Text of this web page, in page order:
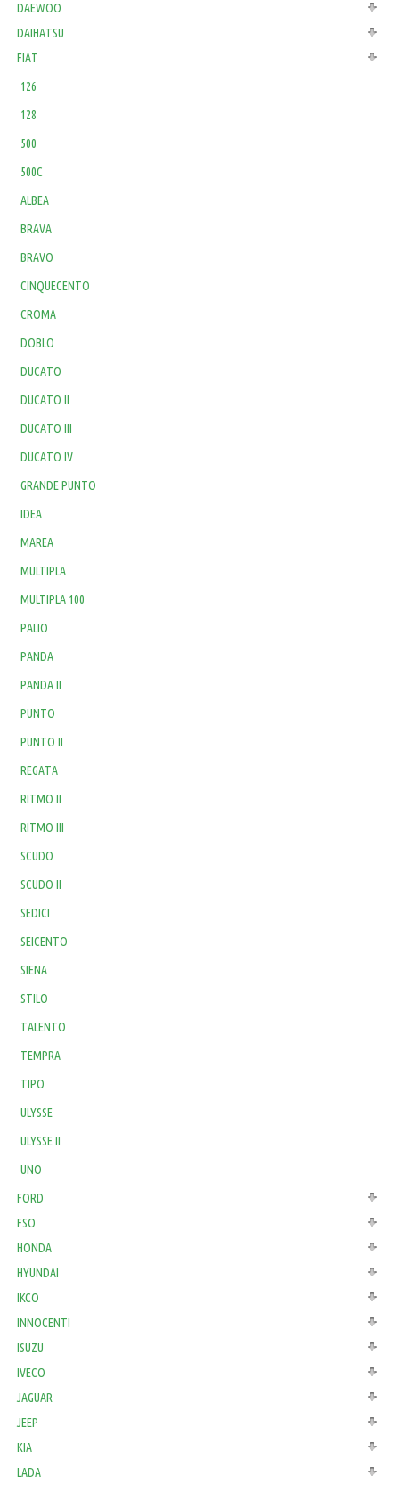
DAEWOO
DAIHATSU
FIAT
126
128
500
500C
ALBEA
BRAVA
BRAVO
CINQUECENTO
CROMA
DOBLO
DUCATO
DUCATO II
DUCATO III
DUCATO IV
GRANDE PUNTO
IDEA
MAREA
MULTIPLA
MULTIPLA 100
PALIO
PANDA
PANDA II
PUNTO
PUNTO II
REGATA
RITMO II
RITMO III
SCUDO
SCUDO II
SEDICI
SEICENTO
SIENA
STILO
TALENTO
TEMPRA
TIPO
ULYSSE
ULYSSE II
UNO
FORD
FSO
HONDA
HYUNDAI
IKCO
INNOCENTI
ISUZU
IVECO
JAGUAR
JEEP
KIA
LADA